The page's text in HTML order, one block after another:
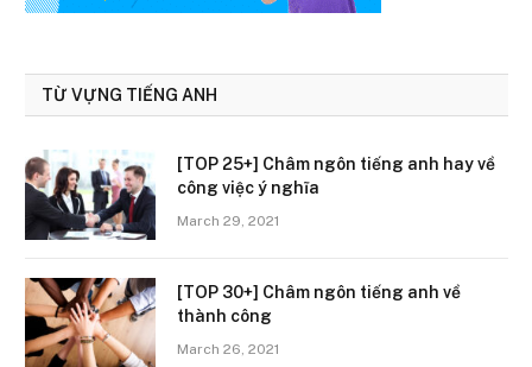
TỪ VỰNG TIẾNG ANH
[TOP 25+] Châm ngôn tiếng anh hay về
công việc ý nghĩa
March 29, 2021
[TOP 30+] Châm ngôn tiếng anh về
thành công
March 26, 2021